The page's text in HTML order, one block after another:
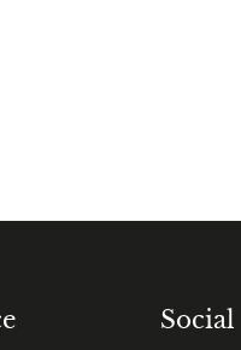
Social